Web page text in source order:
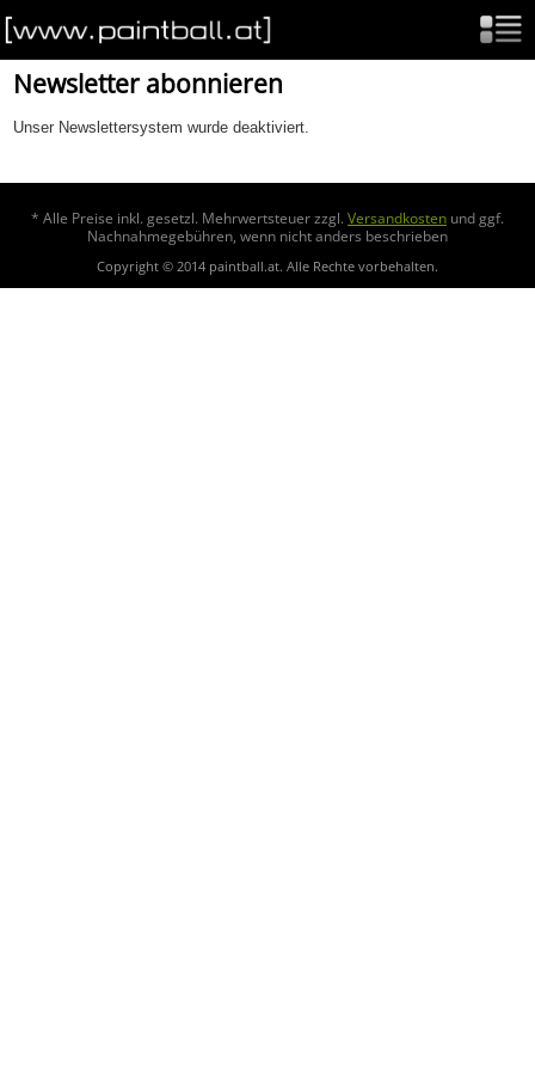
Newsletter abonnieren
Unser Newslettersystem wurde deaktiviert.
* Alle Preise inkl. gesetzl. Mehrwertsteuer zzgl. Versandkosten und ggf.
Nachnahmegebühren, wenn nicht anders beschrieben
Copyright © 2014 paintball.at. Alle Rechte vorbehalten.